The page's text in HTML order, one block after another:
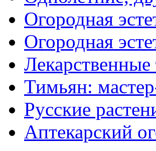
Огородная
Огородная
Тимьян:
Русские
Аптекарский